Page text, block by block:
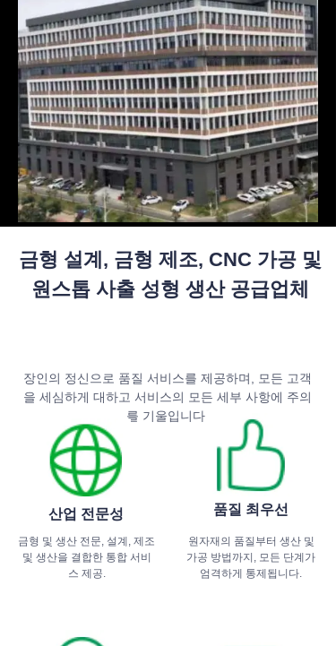
금형 설계, 금형 제조, CNC 가공 및
원스톱 사출 성형 생산 공급업체
장인의 정신으로 품질 서비스를 제공하며, 모든 고객
을 세심하게 대하고 서비스의 모든 세부 사항에 주의
를 기울입니다.
산업 전문성 품질 최우선
금형 및 생산 전문, 설계, 제조
및 생산을 결합한 통합 서비
스 제공.
원자재의 품질부터 생산 및
가공 방법까지, 모든 단계가
엄격하게 통제됩니다.